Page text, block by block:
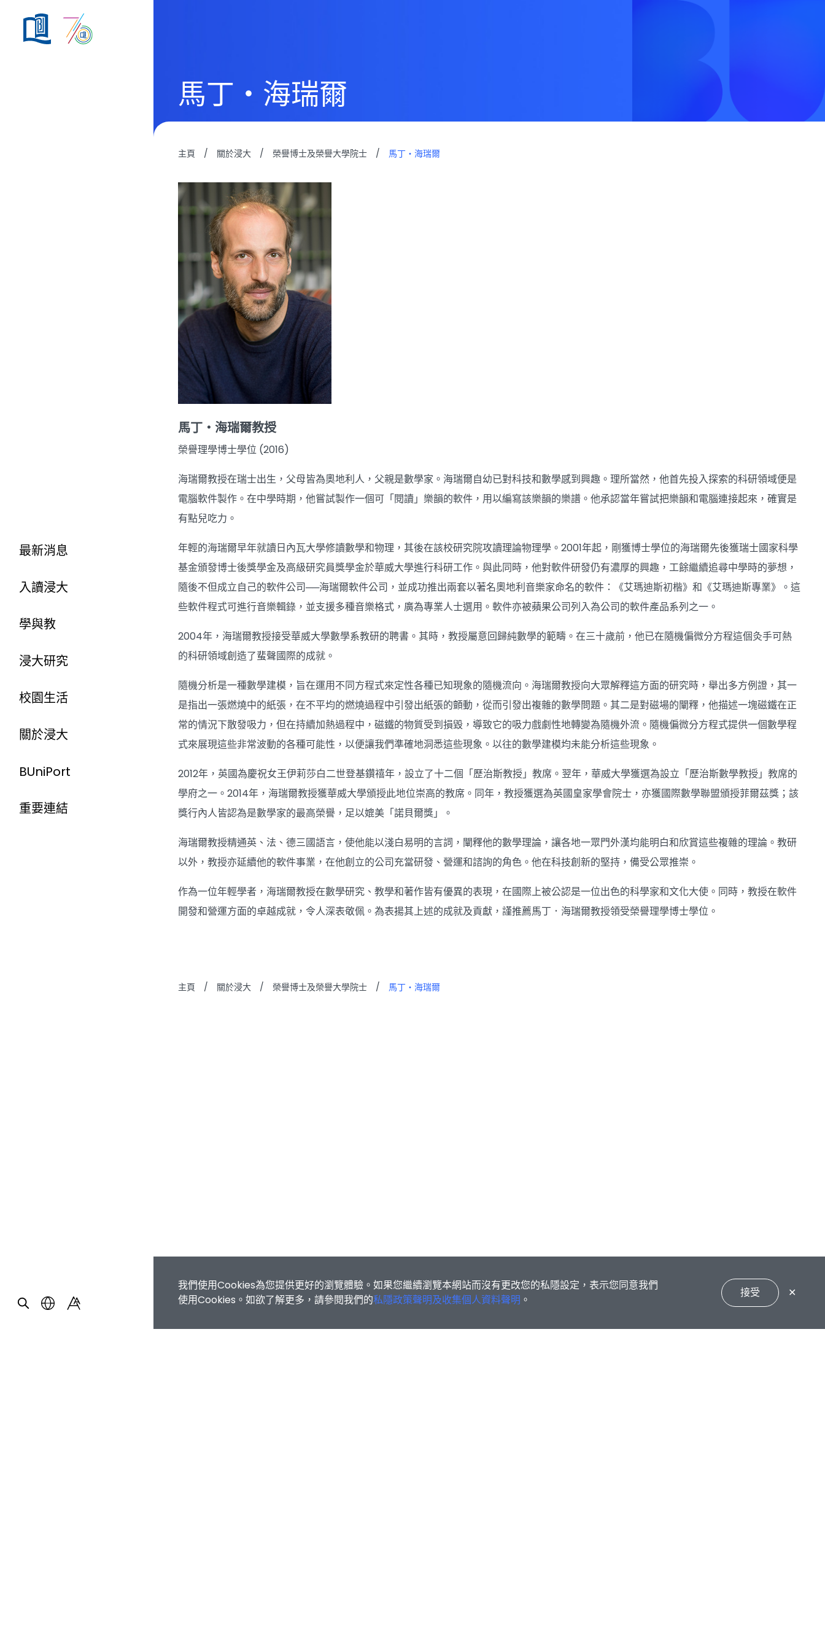
最新消息
入讀浸大
學與教
浸大研究
校園生活
關於浸大
BUniPort
重要連結
馬丁・海瑞爾
主頁 / 關於浸大 / 榮譽博士及榮譽大學院士 / 馬丁・海瑞爾
馬丁‧海瑞爾教授
榮譽理學博士學位 (2016)
海瑞爾教授在瑞士出生，父母皆為奧地利人，父親是數學家。海瑞爾自幼已對科技和數學感到興趣。理所當然，他首先投入探索的科研領域便是
電腦軟件製作。在中學時期，他嘗試製作一個可「閱讀」樂韻的軟件，用以編寫該樂韻的樂譜。他承認當年嘗試把樂韻和電腦連接起來，確實是
有點兒吃力。
年輕的海瑞爾早年就讀日內瓦大學修讀數學和物理，其後在該校研究院攻讀理論物理學。2001年起，剛獲博士學位的海瑞爾先後獲瑞士國家科學
基金頒發博士後獎學金及高級研究員獎學金於華威大學進行科研工作。與此同時，他對軟件研發仍有濃厚的興趣，工餘繼續追尋中學時的夢想，
隨後不但成立自己的軟件公司──海瑞爾軟件公司，並成功推出兩套以著名奧地利音樂家命名的軟件：《艾瑪迪斯初楷》和《艾瑪迪斯專業》。這
些軟件程式可進行音樂輯錄，並支援多種音樂格式，廣為專業人士選用。軟件亦被蘋果公司列入為公司的軟件產品系列之一。
2004年，海瑞爾教授接受華威大學數學系教研的聘書。其時，教授屬意回歸純數學的範疇。在三十歲前，他已在隨機偏微分方程這個灸手可熱
的科研領域創造了蜚聲國際的成就。
隨機分析是一種數學建模，旨在運用不同方程式來定性各種已知現象的隨機流向。海瑞爾教授向大眾解釋這方面的研究時，舉出多方例證，其一
是指出一張燃燒中的紙張，在不平均的燃燒過程中引發出紙張的顫動，從而引發出複雜的數學問題。其二是對磁場的闡釋，他描述一塊磁鐵在正
常的情況下散發吸力，但在持續加熱過程中，磁鐵的物質受到損毀，導致它的吸力戲劇性地轉變為隨機外流。隨機偏微分方程式提供一個數學程
式來展現這些非常波動的各種可能性，以便讓我們準確地洞悉這些現象。以往的數學建模均未能分析這些現象。
2012年，英國為慶祝女王伊莉莎白二世登基鑽禧年，設立了十二個「歷治斯教授」教席。翌年，華威大學獲選為設立「歷治斯數學教授」教席的
學府之一。2014年，海瑞爾教授獲華威大學頒授此地位崇高的教席。同年，教授獲選為英國皇家學會院士，亦獲國際數學聯盟頒授菲爾茲獎；該
獎行內人皆認為是數學家的最高榮譽，足以媲美「諾貝爾獎」。
海瑞爾教授精通英、法、德三國語言，使他能以淺白易明的言詞，闡釋他的數學理論，讓各地一眾門外漢均能明白和欣賞這些複雜的理論。教研
以外，教授亦延續他的軟件事業，在他創立的公司充當研發、營運和諮詢的角色。他在科技創新的堅持，備受公眾推崇。
作為一位年輕學者，海瑞爾教授在數學研究、教學和著作皆有優異的表現，在國際上被公認是一位出色的科學家和文化大使。同時，教授在軟件
開發和營運方面的卓越成就，令人深表敬佩。為表揚其上述的成就及貢獻，謹推薦馬丁．海瑞爾教授領受榮譽理學博士學位。
主頁 / 關於浸大 / 榮譽博士及榮譽大學院士 / 馬丁・海瑞爾
我們使用Cookies為您提供更好的瀏覽體驗。如果您繼續瀏覽本網站而沒有更改您的私隱設定，表示您同意我們
使用Cookies。如欲了解更多，請參閱我們的私隱政策聲明及收集個人資料聲明 。
接受 ✕